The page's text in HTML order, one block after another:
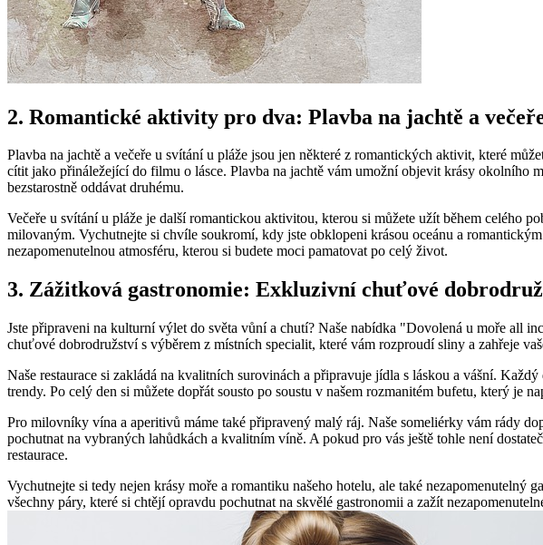
2. Romantické aktivity pro ‌dva: ​Plavba ​na jachtě a
Plavba na jachtě a večeře u svítání u pláže jsou‌ jen některé z romantických aktivit, které
cítit jako přináležející do ⁣filmu⁢ o lásce. Plavba ‌na jachtě vám umožní ‍objevit krásy okolního
bezstarostně oddávat druhému.
Večeře u svítání u pláže je další romantickou aktivitou, ‌kterou​ si můžete užít ​během celého‍
milovaným. Vychutnejte si chvíle ‍soukromí, ⁤kdy jste⁣ obklopeni‌ krásou ‌oceánu a
nezapomenutelnou atmosféru, kterou si budete moci pamatovat po celý život.
3.⁣ Zážitková⁤ gastronomie: ‍Exkluzivní chuťové​
Jste ‌připraveni na kulturní výlet do světa vůní ⁤a chutí? Naše nabídka⁣ "Dovolená u moře all
chuťové ‌dobrodružství s výběrem z místních specialit, které vám rozproudí sliny a ⁤zahřeje
Naše⁢ restaurace ​si zakládá na⁢ kvalitních surovinách a připravuje jídla‌ s láskou a⁢ vášní.
trendy. Po celý den ⁢si můžete dopřát ⁢sousto po soustu‌ v našem rozmanitém bufetu,⁤ který je
Pro milovníky vína a aperitivů máme také připravený ‍malý ⁣ráj. Naše⁤ someliérky ​vám ⁣rády​
pochutnat na ‌vybraných​ lahůdkách a kvalitním víně.⁤ A pokud pro vás ještě tohle není
restaurace.
Vychutnejte si tedy nejen krásy moře a romantiku našeho hotelu, ale také
všechny páry, které ⁢si chtějí opravdu pochutnat na skvělé gastronomii a zažít